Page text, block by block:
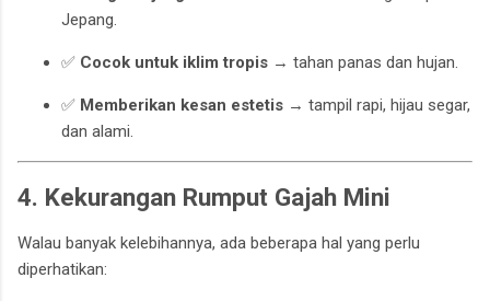
Jepang.
✅ Cocok untuk iklim tropis → tahan panas dan hujan.
✅ Memberikan kesan estetis → tampil rapi, hijau segar,
dan alami.
4. Kekurangan Rumput Gajah Mini
Walau banyak kelebihannya, ada beberapa hal yang perlu
diperhatikan: